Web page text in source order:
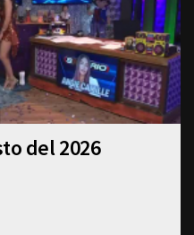
del 2026